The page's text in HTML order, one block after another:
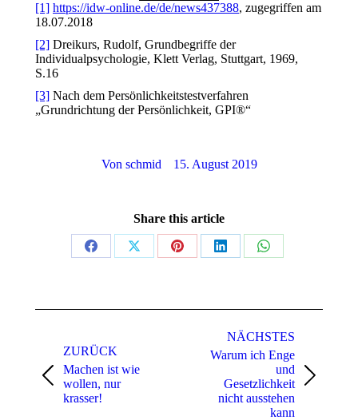
[1] https://idw-online.de/de/news437388, zugegriffen am
18.07.2018
[2] Dreikurs, Rudolf, Grundbegriffe der
Individualpsychologie, Klett Verlag, Stuttgart, 1969,
S.16
[3] Nach dem Persönlichkeitstestverfahren
„Grundrichtung der Persönlichkeit, GPI®“
Von schmid 15. August 2019
Share this article
ZURÜCK
Machen ist wie
wollen, nur
krasser!
NÄCHSTES
Warum ich Enge
und
Gesetzlichkeit
nicht ausstehen
kann